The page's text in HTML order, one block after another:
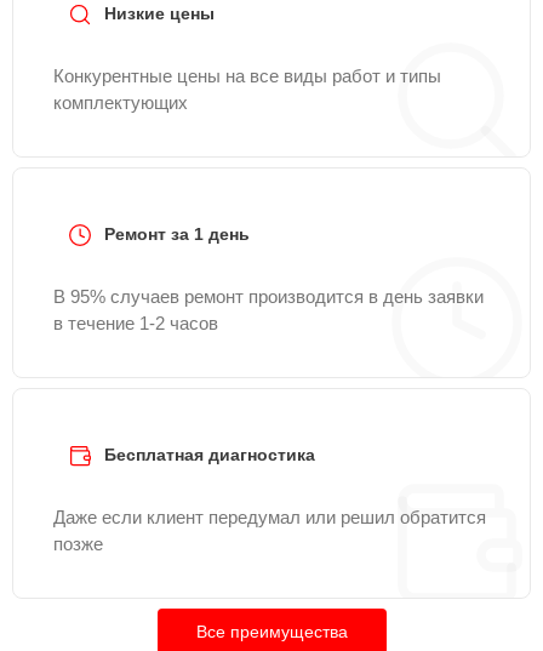
Низкие цены
Конкурентные цены на все виды работ и типы
комплектующих
Ремонт за 1 день
В 95% случаев ремонт производится в день заявки
в течение 1-2 часов
Бесплатная диагностика
Даже если клиент передумал или решил обратится
позже
Все преимущества